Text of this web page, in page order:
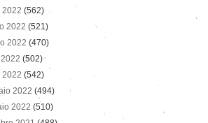
2022 (562)
2022 (521)
2022 (470)
(502)
2022 (542)
2022 (494)
2022 (510)